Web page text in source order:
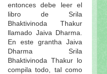
entonces debe leer el
libro de Srila
Bhaktivinoda Thakur
llamado Jaiva Dharma.
En este grantha Jaiva
Dharma Srila
Bhaktivinoda Thakur lo
compila todo, tal como